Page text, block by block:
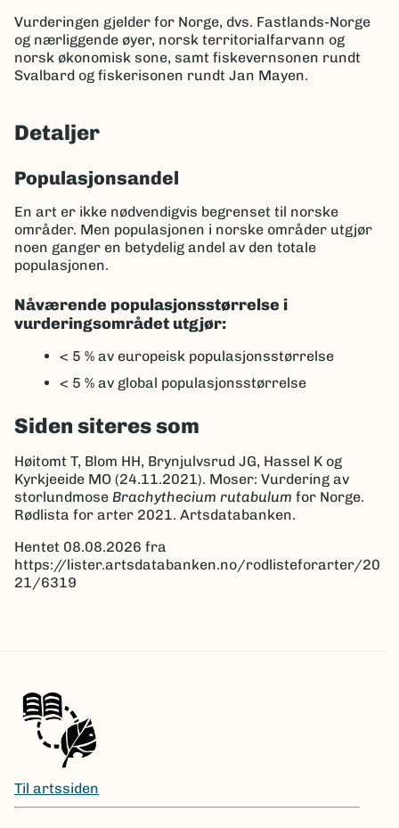
Vurderingen gjelder for Norge, dvs. Fastlands-Norge
og nærliggende øyer, norsk territorialfarvann og
norsk økonomisk sone, samt fiskevernsonen rundt
Svalbard og fiskerisonen rundt Jan Mayen.
Detaljer
Populasjonsandel
En art er ikke nødvendigvis begrenset til norske
områder. Men populasjonen i norske områder utgjør
noen ganger en betydelig andel av den totale
populasjonen.
Nåværende populasjonsstørrelse i
vurderingsområdet utgjør:
< 5 % av europeisk populasjonsstørrelse
< 5 % av global populasjonsstørrelse
Siden siteres som
Høitomt T, Blom HH, Brynjulvsrud JG, Hassel K og
Kyrkjeeide MO (24.11.2021). Moser: Vurdering av
storlundmose Brachythecium rutabulum for Norge.
Rødlista for arter 2021. Artsdatabanken.
Hentet 08.08.2026 fra
https://lister.artsdatabanken.no/rodlisteforarter/20
21/6319
Til artssiden